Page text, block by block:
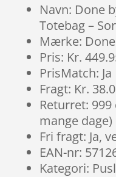
Navn: Done
Totebag –
Mærke:
Pris: Kr.
PrisMatch: Ja
Fragt: Kr.
Returret: 999
mange dage)
Fri fragt: Ja,
EAN-nr:
Kategori: